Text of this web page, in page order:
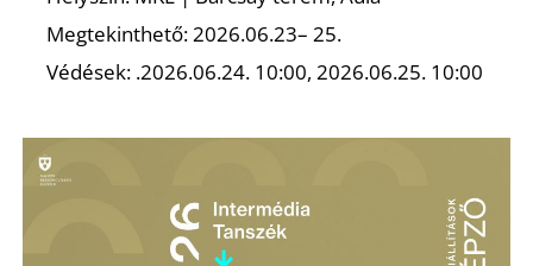
Megtekinthető: 2026.06.23– 25.
Védések: .2026.06.24. 10:00, 2026.06.25. 10:00